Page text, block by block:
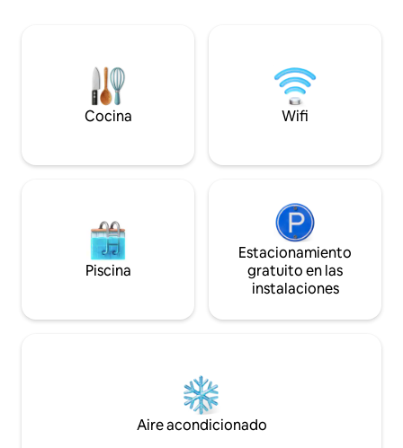
privilegiados de Llançà, la Villa te
sorprenderá con una combinación
extraordinaria: sol, mar, vistas
maravillosas, tranquilidad y un entorno
063337-937
Cocina Wifi
Piscina
Estacionamiento
gratuito en las
instalaciones
Aire acondicionado